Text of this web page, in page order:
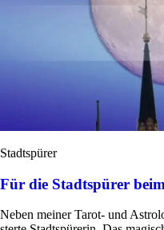
Stadtspürer
Für die Stadtspürer beim
Neben meiner Tarot- und